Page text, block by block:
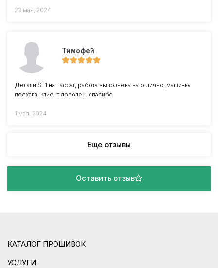
23 мая, 2024
Тимофей
Делали ST1 на пассат, работа выполнена на отлично, машинка
поехала, клиент доволен. спасибо
1 мая, 2024
Еще отзывы
Оставить отзыв
КАТАЛОГ ПРОШИВОК
УСЛУГИ